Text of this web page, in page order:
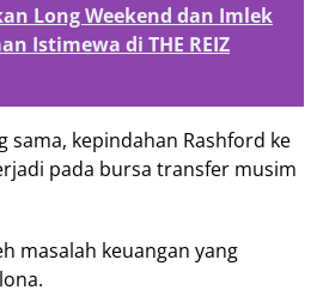
Long Weekend dan Imlek
Istimewa di THE REIZ
sama, kepindahan Rashford ke
pada bursa transfer musim
masalah keuangan yang